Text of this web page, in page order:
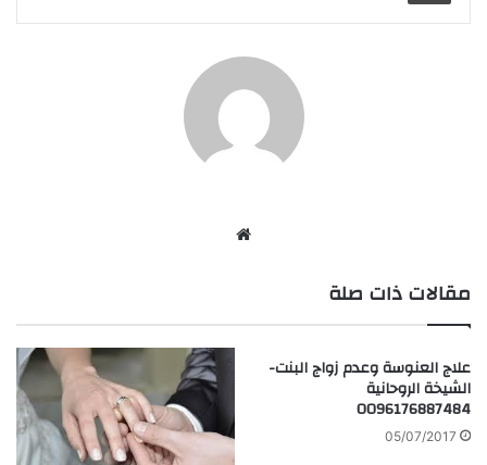
مقالات ذات صلة
علاج العنوسة وعدم زواج البنت-
الشيخة الروحانية
0096176887484
05/07/2017